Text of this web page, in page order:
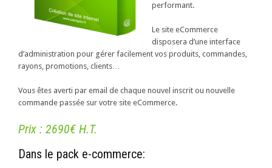
performant.
Le site eCommerce
disposera d’une interface
d’administration pour gérer facilement vos produits, commandes,
rayons, promotions, clients…
Vous êtes averti par email de chaque nouvel inscrit ou nouvelle
commande passée sur votre site eCommerce.
Prix : 2690€ H.T.
Dans le pack e-commerce: